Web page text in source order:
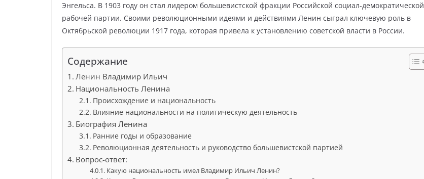
Энгельса. В 1903 году он стал лидером большевистской фракции Российской социал-демократической
рабочей партии. Своими революционными идеями и действиями Ленин сыграл ключевую роль в
Октябрьской революции 1917 года, которая привела к установлению советской власти в России.
Содержание
Ленин Владимир Ильич
Национальность Ленина
Происхождение и национальность
Влияние национальности на политическую деятельность
Биография Ленина
Ранние годы и образование
Революционная деятельность и руководство большевистской партией
Вопрос-ответ:
Какую национальность имел Владимир Ильич Ленин?